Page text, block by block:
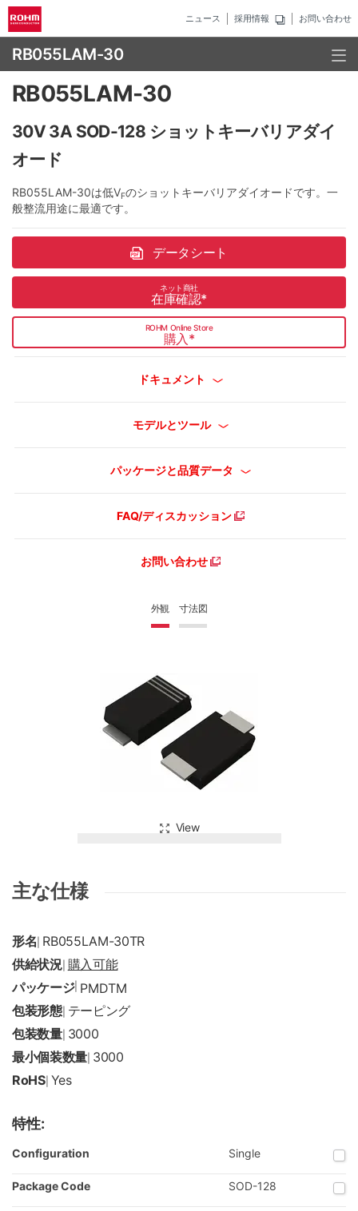
ニュース 採用情報 お問い合わせ
RB055LAM-30
外観 寸法図
View
RB055LAM-30
30V 3A SOD-128 ショットキーバリアダイ
オード
RB055LAM-30は低VFのショットキーバリアダイオードです。一
般整流用途に最適です。
データシート
ネット商社
在庫確認*
ROHM Online Store
購入*
ドキュメント
モデルとツール
パッケージと品質データ
FAQ/ディスカッション
お問い合わせ
主な仕様
形名 RB055LAM-30TR
供給状況| 購入可能
パッケージ| PMDTM
包装形態| テーピング
包装数量| 3000
最小個装数量 3000
RoHS| Yes
特性:
Configuration Single
Package Code SOD-128